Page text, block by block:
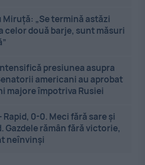
Miruță: „Se termină astăzi
celor două barje, sunt măsuri
presiunea asupra
americani au aprobat
majore împotriva Rusiei
Rapid, 0-0. Meci fără sare și
Gazdele rămân fără victorie,
neînvinși